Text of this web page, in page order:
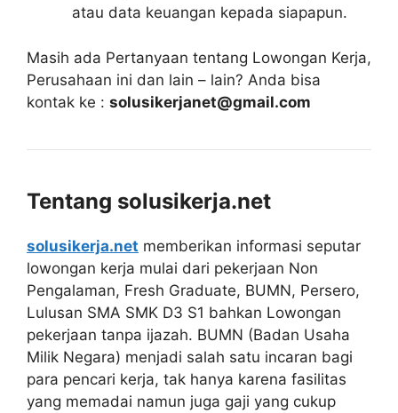
atau data keuangan kepada siapapun.
Masih ada Pertanyaan tentang Lowongan Kerja,
Perusahaan ini dan lain – lain? Anda bisa
kontak ke : solusikerjanet@gmail.com
Tentang solusikerja.net
solusikerja.net memberikan informasi seputar
lowongan kerja mulai dari pekerjaan Non
Pengalaman, Fresh Graduate, BUMN, Persero,
Lulusan SMA SMK D3 S1 bahkan Lowongan
pekerjaan tanpa ijazah. BUMN (Badan Usaha
Milik Negara) menjadi salah satu incaran bagi
para pencari kerja, tak hanya karena fasilitas
yang memadai namun juga gaji yang cukup